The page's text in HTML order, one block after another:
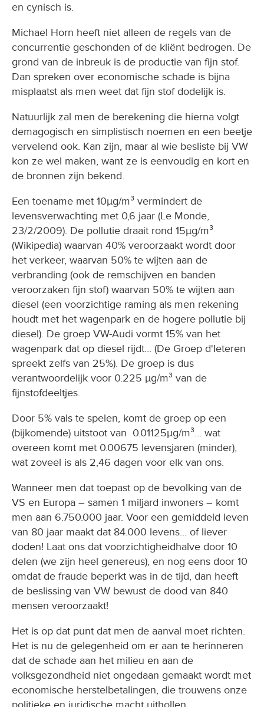
en cynisch is.
Michael Horn heeft niet alleen de regels van de
concurrentie geschonden of de kliënt bedrogen. De
grond van de inbreuk is de productie van fijn stof.
Dan spreken over economische schade is bijna
misplaatst als men weet dat fijn stof dodelijk is.
Natuurlijk zal men de berekening die hierna volgt
demagogisch en simplistisch noemen en een beetje
vervelend ook. Kan zijn, maar al wie besliste bij VW
kon ze wel maken, want ze is eenvoudig en kort en
de bronnen zijn bekend.
Een toename met 10µg/m³ vermindert de
levensverwachting met 0,6 jaar (Le Monde,
23/2/2009). De pollutie draait rond 15µg/m³
(Wikipedia) waarvan 40% veroorzaakt wordt door
het verkeer, waarvan 50% te wijten aan de
verbranding (ook de remschijven en banden
veroorzaken fijn stof) waarvan 50% te wijten aan
diesel (een voorzichtige raming als men rekening
houdt met het wagenpark en de hogere pollutie bij
diesel). De groep VW-Audi vormt 15% van het
wagenpark dat op diesel rijdt... (De Groep d'Ieteren
spreekt zelfs van 25%). De groep is dus
verantwoordelijk voor 0.225 µg/m³ van de
fijnstofdeeltjes.
Door 5% vals te spelen, komt de groep op een
(bijkomende) uitstoot van 0.01125µg/m³... wat
overeen komt met 0.00675 levensjaren (minder),
wat zoveel is als 2,46 dagen voor elk van ons.
Wanneer men dat toepast op de bevolking van de
VS en Europa – samen 1 miljard inwoners – komt
men aan 6.750.000 jaar. Voor een gemiddeld leven
van 80 jaar maakt dat 84.000 levens... of liever
doden! Laat ons dat voorzichtigheidhalve door 10
delen (we zijn heel genereus), en nog eens door 10
omdat de fraude beperkt was in de tijd, dan heeft
de beslissing van VW bewust de dood van 840
mensen veroorzaakt!
Het is op dat punt dat men de aanval moet richten.
Het is nu de gelegenheid om er aan te herinneren
dat de schade aan het milieu en aan de
volksgezondheid niet ongedaan gemaakt wordt met
economische herstelbetalingen, die trouwens onze